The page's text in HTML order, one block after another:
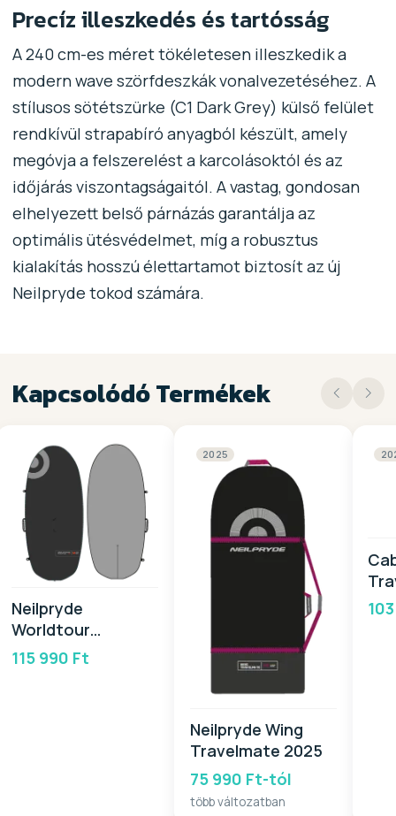
Precíz illeszkedés és tartósság
A 240 cm-es méret tökéletesen illeszkedik a
modern wave szörfdeszkák vonalvezetéséhez. A
stílusos sötétszürke (C1 Dark Grey) külső felület
rendkívül strapabíró anyagból készült, amely
megóvja a felszerelést a karcolásoktól és az
időjárás viszontagságaitól. A vastag, gondosan
elhelyezett belső párnázás garantálja az
optimális ütésvédelmet, míg a robusztus
kialakítás hosszú élettartamot biztosít az új
Neilpryde tokod számára.
Kapcsolódó Termékek
Neilpryde
Worldtour
Performance 2026
115 990 Ft
2025
Neilpryde Wing
Travelmate 2025
75 990 Ft-tól
több változatban